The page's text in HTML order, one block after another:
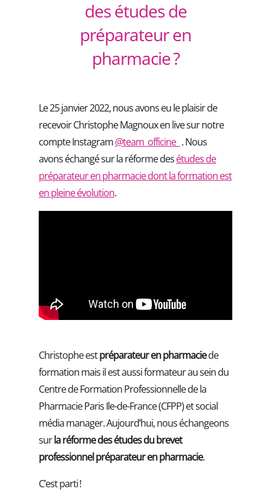
des études de
préparateur en
pharmacie ?
Le 25 janvier 2022, nous avons eu le plaisir de
recevoir Christophe Magnoux en live sur notre
compte Instagram@team_officine_ . Nous
avons échangé sur la réforme desétudes de
préparateur en pharmacie dont la formation est
en pleine évolution.
Christophe estpréparateur en pharmaciede
formation mais il est aussi formateur au sein du
Centre de Formation Professionnelle de la
Pharmacie Paris Ile-de-France (CFPP) et social
média manager. Aujourd’hui, nous échangeons
surla réforme des études du brevet
professionnel préparateur en pharmacie.
C’est parti !